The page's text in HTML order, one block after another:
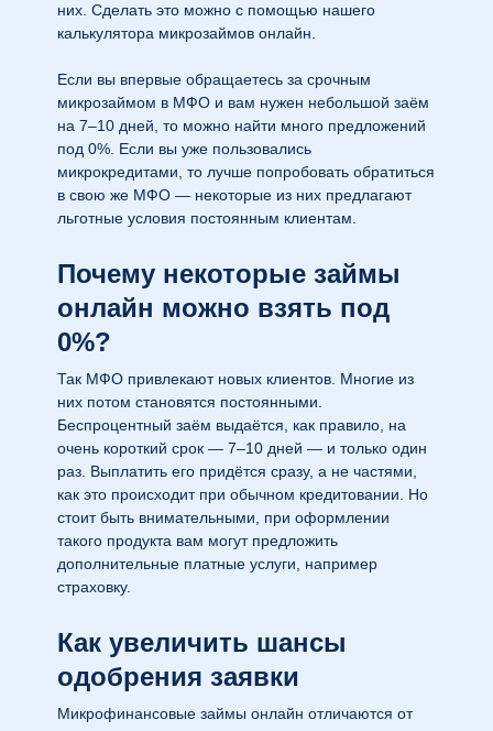
них. Сделать это можно с помощью нашего
калькулятора микрозаймов онлайн.
Если вы впервые обращаетесь за срочным
микрозаймом в МФО и вам нужен небольшой заём
на 7–10 дней, то можно найти много предложений
под 0%. Если вы уже пользовались
микрокредитами, то лучше попробовать обратиться
в свою же МФО — некоторые из них предлагают
Почему некоторые займы
онлайн можно взять под
0%?
Так МФО привлекают новых клиентов. Многие из
них потом становятся постоянными.
Беспроцентный заём выдаётся, как правило, на
очень короткий срок — 7–10 дней — и только один
раз. Выплатить его придётся сразу, а не частями,
как это происходит при обычном кредитовании. Но
стоит быть внимательными, при оформлении
такого продукта вам могут предложить
дополнительные платные услуги, например
Как увеличить шансы
одобрения заявки
Микрофинансовые займы онлайн отличаются от